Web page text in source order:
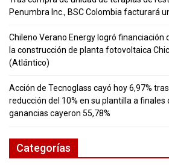
Penumbra Inc., BSC Colombia facturará
Chileno Verano Energy logró financiación
la construcción de planta fotovoltaica
(Atlántico)
Acción de Tecnoglass cayó hoy 6,97%
reducción del 10% en su plantilla a finales
ganancias cayeron 55,78%
Categorías